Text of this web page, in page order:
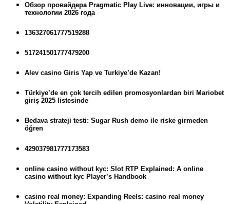
Обзор провайдера Pragmatic Play Live: инновации, игры и
технологии 2026 года
136327061777519288
517241501777479200
Alev casino Giris Yap ve Turkiye’de Kazan!
Türkiye’de en çok tercih edilen promosyonlardan biri Mariobet
giriş 2025 listesinde
Bedava strateji testi: Sugar Rush demo ile riske girmeden
öğren
429037981777173583
online casino without kyc: Slot RTP Explained: A online
casino without kyc Player’s Handbook
casino real money: Expanding Reels: casino real money